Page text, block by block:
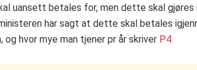
uansett betales for, men dette skal gjøres
har sagt at dette skal betales
og hvor mye man tjener pr år skriver P4.